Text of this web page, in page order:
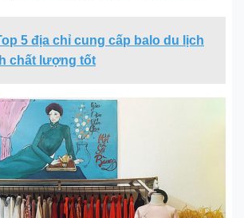
5 địa chỉ cung cấp balo du lịch
chất lượng tốt